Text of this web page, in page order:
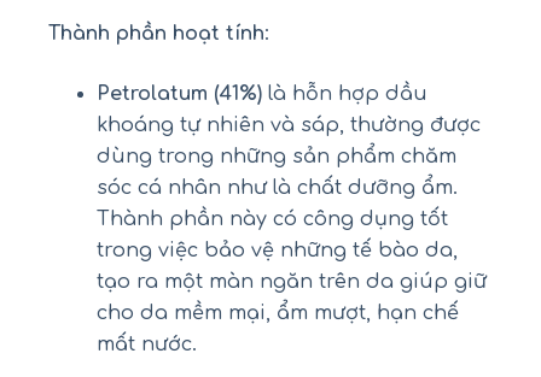
Thành phần hoạt tính:
Petrolatum (41%) là hỗn hợp dầu
khoáng tự nhiên và sáp, thường được
dùng trong những sản phẩm chăm
sóc cá nhân như là chất dưỡng ẩm.
Thành phần này có công dụng tốt
trong việc bảo vệ những tế bào da,
tạo ra một màn ngăn trên da giúp giữ
cho da mềm mại, ẩm mượt, hạn chế
mất nước.